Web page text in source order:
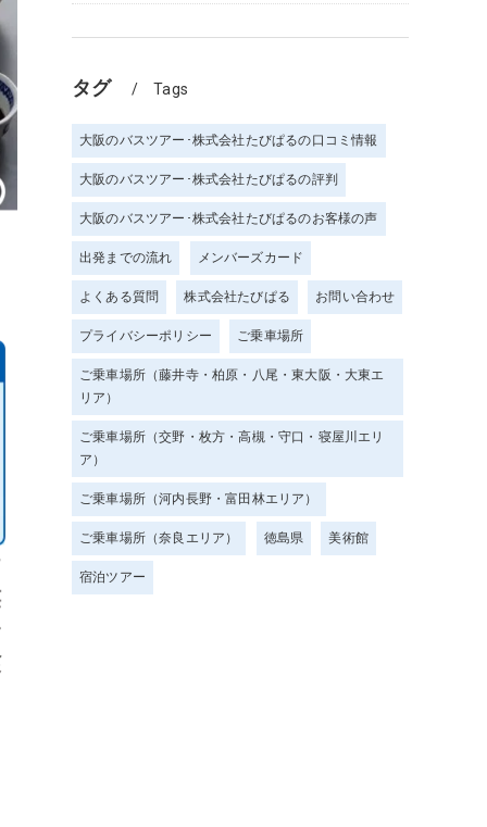
タグ Tags
大阪のバスツアー･株式会社たびぱるの口コミ情報
大阪のバスツアー･株式会社たびぱるの評判
大阪のバスツアー･株式会社たびぱるのお客様の声
出発までの流れ メンバーズカード
よくある質問 株式会社たびぱる お問い合わせ
プライバシーポリシー ご乗車場所
ご乗車場所（藤井寺・柏原・八尾・東大阪・大東エ
リア）
ご乗車場所（交野・枚方・高槻・守口・寝屋川エリ
ア）
ご乗車場所（河内長野・富田林エリア）
ご乗車場所（奈良エリア） 徳島県 美術館
宿泊ツアー